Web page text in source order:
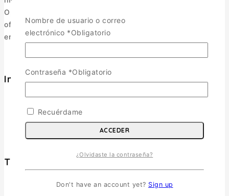
Operamos como e-commerce, enviando a todo Chile y
ofreciendo una selección pensada para coleccionistas y
entusiastas.
Informacion
Política de Envíos
Cambios y Devoluciones
Política de Privacidad
Términos y Condiciones
Tienda
TOGGLE CHILD MENU
Nombre de usuario o correo
electrónico *Obligatorio
Contraseña *Obligatorio
Recuérdame
ACCEDER
¿Olvidaste la contraseña?
Don't have an account yet? Sign up